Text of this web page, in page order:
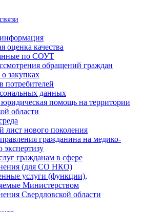
оценка качества
по СОУТ
обращений граждан
закупках
потребителей
данных
юридическая помощь на территории
области
лист нового поколения
гражданина на медико-
экспертизу
гражданам в сфере
(для СО НКО)
услуги (функции),
Министерством
Свердловской области